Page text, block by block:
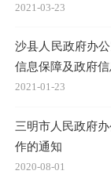
2021-03-23
沙县人民政府办
信息保障及政府
2021-01-23
三明市人民政府
作的通知
2020-08-01